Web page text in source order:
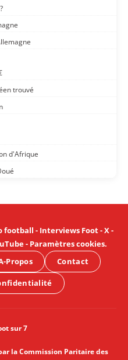
trouvé
d'Afrique
football - Interviews Foot-X-
- Paramètres cookies.
Propos Contact
sur 7
la Commission Paritaire des